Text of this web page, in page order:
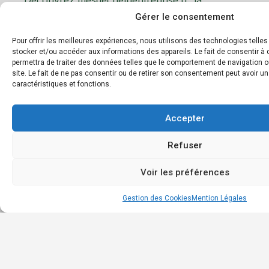
Gérer le consentement
Pour offrir les meilleures expériences, nous utilisons des technologies
stocker et/ou accéder aux informations des appareils. Le fait de consentir à
permettra de traiter des données telles que le comportement de navigation
site. Le fait de ne pas consentir ou de retirer son consentement peut avoir
caractéristiques et fonctions.
Accepter
Refuser
Voir les préférences
Gestion des Cookies Mention Légales
plateforme dédiée à la gestion et au tri des
faciliter le recyclage et d’encourager les
pratiques éco-responsables en entreprise.
Les
et